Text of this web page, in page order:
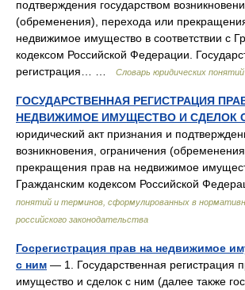
подтверждения государством
(обременения), перехода или
недвижимое имущество в соответствии с
кодексом Российской Федерации.
регистрация… …
Словарь юридических понятий
ГОСУДАРСТВЕННАЯ РЕГИСТРАЦИЯ
НЕДВИЖИМОЕ ИМУЩЕСТВО И СДЕЛОК
юридический акт признания и
возникновения, ограничения
прекращения прав на недвижимое
Гражданским кодексом Российской
понятий и терминов, сформулированных в
российского законодательства
Госрегистрация прав на недвижимое
с ним — 1. Государственная регистрация
имущество и сделок с ним (далее также